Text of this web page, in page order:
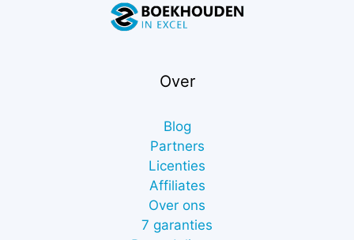
Over
Blog
Partners
Licenties
Affiliates
Over ons
7 garanties